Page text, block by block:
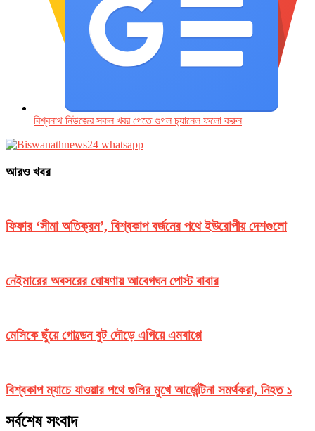
বিশ্বনাথ নিউজের সকল খবর পেতে গুগল চ‌্যানেল ফলো করুন
আরও খবর
ফিফার ‘সীমা অতিক্রম’, বিশ্বকাপ বর্জনের পথে ইউরোপীয় দেশগুলো
নেইমারের অবসরের ঘোষণায় আবেগঘন পোস্ট বাবার
মেসিকে ছুঁয়ে গোল্ডেন বুট দৌড়ে এগিয়ে এমবাপ্পে
বিশ্বকাপ ম্যাচে যাওয়ার পথে গুলির মুখে আর্জেন্টিনা সমর্থকরা, নিহত ১
সর্বশেষ সংবাদ